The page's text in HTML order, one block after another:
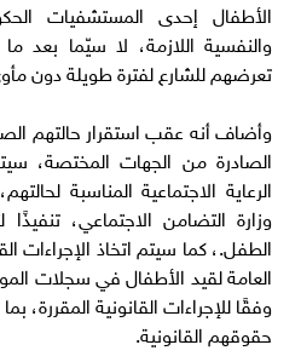
الأطفال إحدى المستشفيات
والنفسية اللازمة، لا سيّما بعد
تعرضهم للشارع لفترة طويلة دون
وأضاف أنه عقب استقرار حالتهم
الصادرة من الجهات المختصة،
الرعاية الاجتماعية المناسبة
وزارة التضامن الاجتماعي، تنفيذًا
الطفل.، كما سيتم اتخاذ الإجراءات
العامة لقيد الأطفال في سجلات
وفقًا للإجراءات القانونية
حقوقهم القانونية.